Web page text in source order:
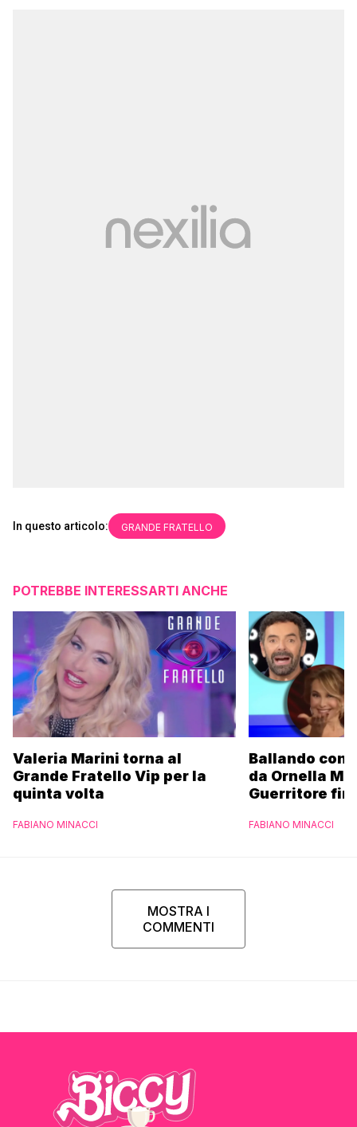
In questo articolo: GRANDE FRATELLO
POTREBBE INTERESSARTI ANCHE
Valeria Marini torna al
Grande Fratello Vip per la
quinta volta
FABIANO MINACCI
Ballando con
da Ornella
Guerritore
l’esclusiva di
FABIANO MINACCI
MOSTRA I
COMMENTI